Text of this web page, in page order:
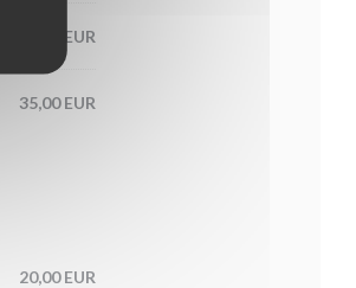
31,00 EUR
35,00 EUR
20,00 EUR